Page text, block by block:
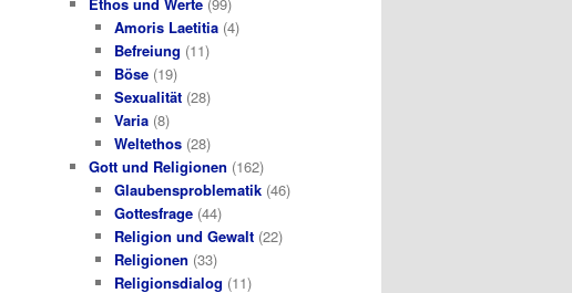
Ethos und Werte (99)
Amoris Laetitia(4)
Befreiung (11)
Böse(19)
Sexualität(28)
Varia(8)
Weltethos(28)
Gott und Religionen (162)
Glaubensproblematik(46)
Gottesfrage(44)
Religion und Gewalt(22)
Religionen (33)
Religionsdialog (11)